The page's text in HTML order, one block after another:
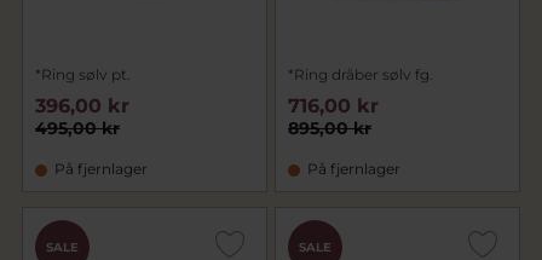
*Ring sølv pt.
495,00 kr
396,00 kr
På fjernlager
*Ring dråber sølv fg.
895,00 kr
716,00 kr
På fjernlager
SALE SALE